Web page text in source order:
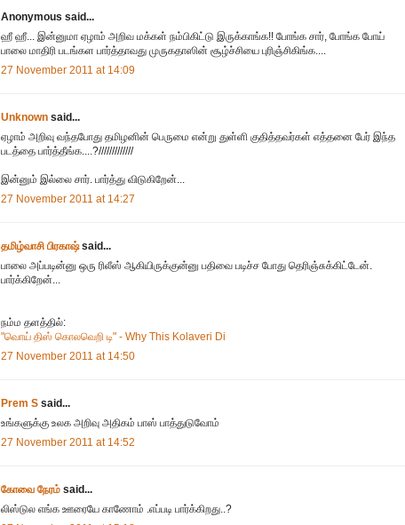
Anonymous said...
ஹீ ஹீ... இன்னுமா ஏழாம் அறிவ மக்கள் நம்பிகிட்டு இருக்காங்க!! போங்க சார், போங்க போய்
பாலை மாதிரி படங்கள பார்த்தாவது முருகதாஸின் சூழ்ச்சியை புரிஞ்சிகிங்க....
27 November 2011 at 14:09
Unknown said...
ஏழாம் அறிவு வந்தபோது தமிழனின் பெருமை என்று துள்ளி குதித்தவர்கள் எத்தனை பேர் இந்த
படத்தை பார்த்தீங்க....?/////////////
இன்னும் இல்லை சார். பார்த்து விடுகிறேன்...
27 November 2011 at 14:27
தமிழ்வாசி பிரகாஷ்said...
பாலை அப்படின்னு ஒரு ரிலீஸ் ஆகியிருக்குன்னு பதிவை படிச்ச போது தெரிஞ்சுக்கிட்டேன்.
பார்க்கிறேன்...
நம்ம தளத்தில்:
"வொய் திஸ் கொலவெறி டி" - Why This Kolaveri Di
27 November 2011 at 14:50
Prem S said...
உங்களுக்கு உலக அறிவு அதிகம் பாஸ் பாத்துடுவோம்
27 November 2011 at 14:52
கோவை நேரம் said...
லிஸ்டுல எங்க ஊரையே காணோம் .எப்படி பார்க்கிறது..?